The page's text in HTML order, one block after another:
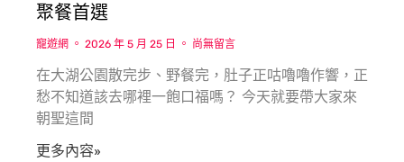
聚餐首選
寵遊網 2026 年 5 月 25 日 尚無留言
在大湖公園散完步、野餐完，肚子正咕嚕嚕作響，正
愁不知道該去哪裡一飽口福嗎？ 今天就要帶大家來
朝聖這間
更多內容»